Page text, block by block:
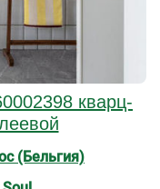
кварц-
(Бельгия)